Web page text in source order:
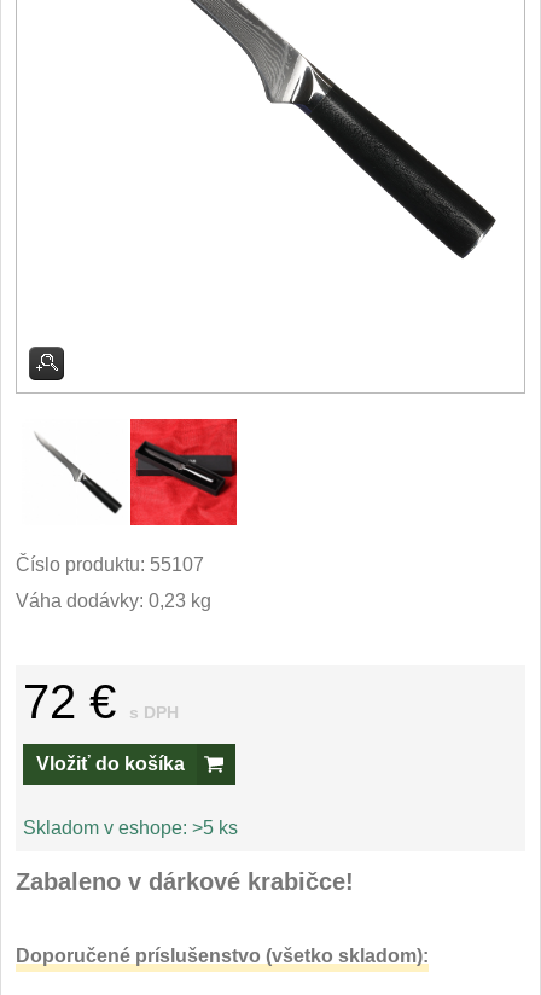
Porcovací nože
Japonské nože 57
Zavírací nože
Taktické
Turistické 7
Taktické
Číslo produktu: 55107
Váha dodávky: 0,23 kg
72 € s DPH
Vložiť do košíka
Skladom v eshope: >5 ks
Zabaleno v dárkové krabičce!
Doporučené príslušenstvo (všetko skladom):